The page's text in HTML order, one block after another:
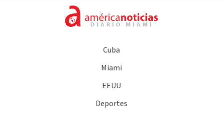
Cuba
Miami
EEUU
Deportes